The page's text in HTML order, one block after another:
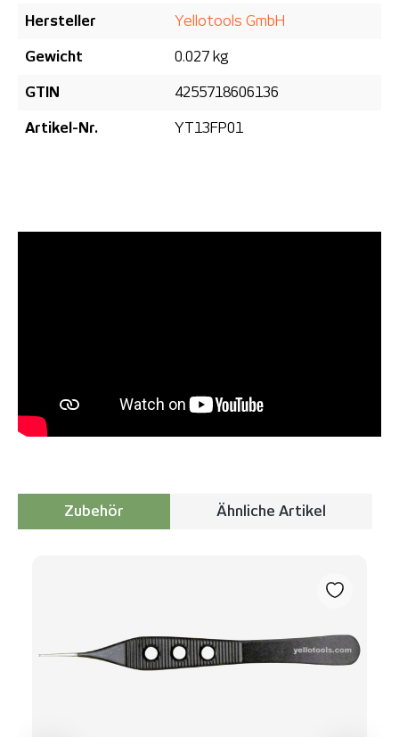
Hersteller Yellotools GmbH
Gewicht 0.027 kg
GTIN 4255718606136
Artikel-Nr. YT13FP01
Zubehör
Ähnliche Artikel